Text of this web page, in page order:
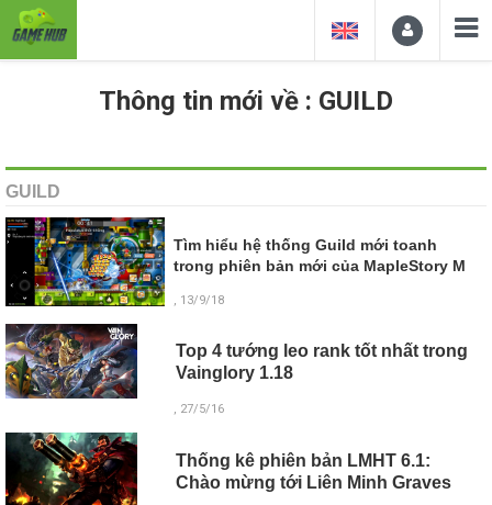
Thông tin mới về : GUILD
GUILD
Tìm hiểu hệ thống Guild mới toanh
trong phiên bản mới của MapleStory M
, 13/9/18
Top 4 tướng leo rank tốt nhất trong
Vainglory 1.18
, 27/5/16
Thống kê phiên bản LMHT 6.1:
Chào mừng tới Liên Minh Graves